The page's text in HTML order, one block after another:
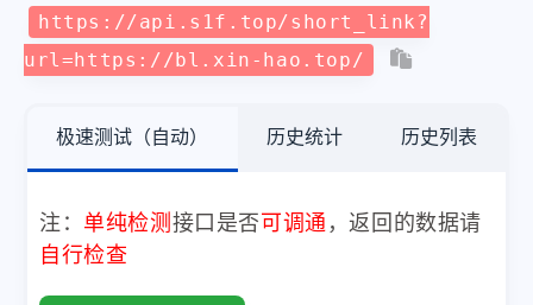
https://api.s1f.top/short_link?
url=https://bl.xin-hao.top/
极速测试（自动） 历史统计 历史列表
注： 单纯检测 接口是否 可调通 ，返回的数据请
自行检查